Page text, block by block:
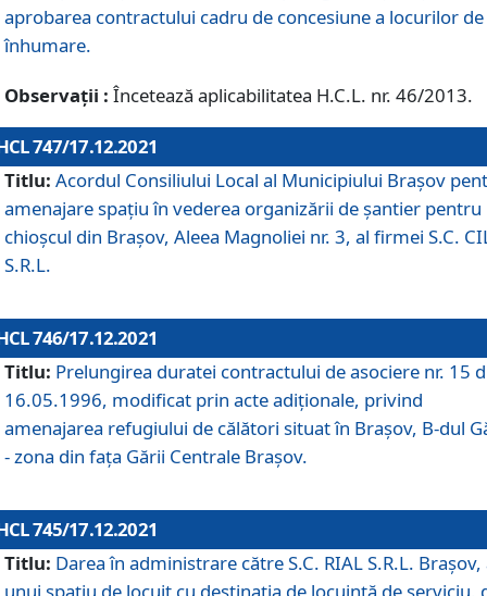
aprobarea contractului cadru de concesiune a locurilor de
înhumare.
Observații : Încetează aplicabilitatea H.C.L. nr. 46/2013.
747/17.12.2021
Titlu: Acordul Consiliului Local al Municipiului Braşov
amenajare spațiu în vederea organizării de șantier pentru
chioșcul din Brașov, Aleea Magnoliei nr. 3, al firmei S.C.
S.R.L.
746/17.12.2021
Titlu: Prelungirea duratei contractului de asociere nr. 15
16.05.1996, modificat prin acte adiționale, privind
amenajarea refugiului de călători situat în Brașov, B-dul
- zona din faţa Gării Centrale Brașov.
745/17.12.2021
Titlu: Darea în administrare către S.C. RIAL S.R.L. Brașov,